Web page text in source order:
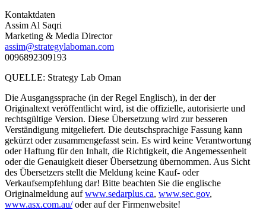
Kontaktdaten
Assim Al Saqri
Marketing & Media Director
assim@strategylaboman.com
0096892309193
QUELLE: Strategy Lab Oman
Die Ausgangssprache (in der Regel Englisch), in der der
Originaltext veröffentlicht wird, ist die offizielle, autorisierte und
rechtsgültige Version. Diese Übersetzung wird zur besseren
Verständigung mitgeliefert. Die deutschsprachige Fassung kann
gekürzt oder zusammengefasst sein. Es wird keine Verantwortung
oder Haftung für den Inhalt, die Richtigkeit, die Angemessenheit
oder die Genauigkeit dieser Übersetzung übernommen. Aus Sicht
des Übersetzers stellt die Meldung keine Kauf- oder
Verkaufsempfehlung dar! Bitte beachten Sie die englische
Originalmeldung aufwww.sedarplus.ca, www.sec.gov,
www.asx.com.au/oder auf der Firmenwebsite!